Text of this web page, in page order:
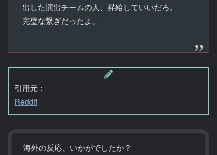
出した演出チームの人、昇給していいだろ。
完璧な繋ぎだったよ。
引用元：
Reddit
海外の反応、いかがでしたか？